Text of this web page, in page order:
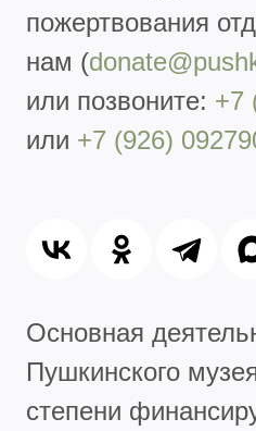
пожертвования
нам (
или позвоните: +7
или +7 (926)
Основная
Пушкинского
степени